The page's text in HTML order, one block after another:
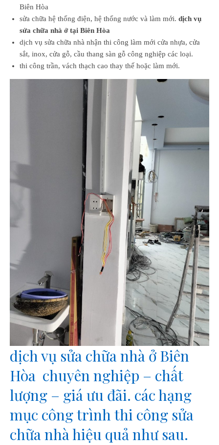
Biên Hòa
sửa chữa hệ thống điện, hệ thống nước và làm mới. dịch vụ
sửa chữa nhà ở tại Biên Hòa
dịch vụ sửa chữa nhà nhận thi công làm mới cửa nhựa, cửa
sắt, inox, cửa gỗ, cầu thang sàn gỗ công nghiệp các loại.
thi công trần, vách thạch cao thay thế hoặc làm mới.
dịch vụ sửa chữa nhà ở Biên
Hòa chuyên nghiệp – chất
lượng – giá ưu đãi. các hạng
mục công trình thi công sửa
chữa nhà hiệu quả như sau.